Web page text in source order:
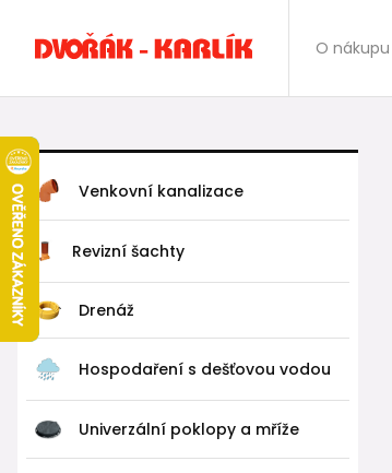
O nákupu
Venkovní kanalizace
Revizní šachty
Drenáž
Hospodaření s dešťovou vodou
Univerzální poklopy a mříže